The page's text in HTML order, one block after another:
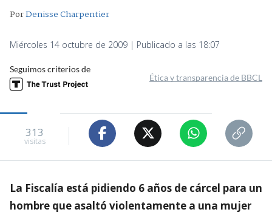
PorDenisse Charpentier
Miércoles 14 octubre de 2009 | Publicado a las 18:07
Seguimos criterios de
Ética y transparencia de BBCL
313
visitas
La Fiscalía está pidiendo 6 años de cárcel para un
hombre que asaltó violentamente a una mujer